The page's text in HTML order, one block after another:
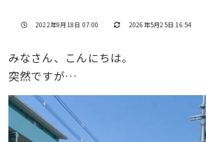
投稿日
2022年9月18日 07:00 更新日
2026年5月25日 16:54
みなさん、こんにちは。
突然ですが…